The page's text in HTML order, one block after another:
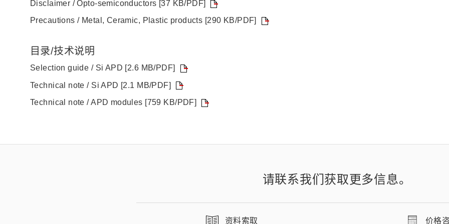
Disclaimer / Opto-semiconductors [37 KB/PDF]
Precautions / Metal, Ceramic, Plastic products [290 KB/PDF]
目录/技术说明
Selection guide / Si APD [2.6 MB/PDF]
Technical note / Si APD [2.1 MB/PDF]
Technical note / APD modules [759 KB/PDF]
请联系我们获取更多信息。
资料索取 价格